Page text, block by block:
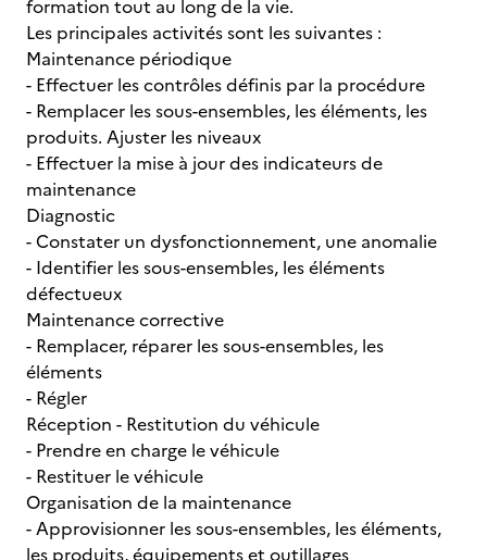
formation tout au long de la vie.
Les principales activités sont les suivantes :
Maintenance périodique
- Effectuer les contrôles définis par la procédure
- Remplacer les sous-ensembles, les éléments, les
produits. Ajuster les niveaux
- Effectuer la mise à jour des indicateurs de
maintenance
Diagnostic
- Constater un dysfonctionnement, une anomalie
- Identifier les sous-ensembles, les éléments
défectueux
Maintenance corrective
- Remplacer, réparer les sous-ensembles, les
éléments
- Régler
Réception - Restitution du véhicule
- Prendre en charge le véhicule
- Restituer le véhicule
Organisation de la maintenance
- Approvisionner les sous-ensembles, les éléments,
les produits, équipements et outillages